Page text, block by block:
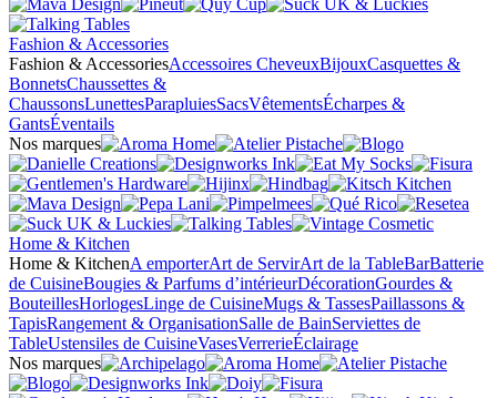
Fashion & Accessories
Fashion & AccessoriesAccessoires CheveuxBijouxCasquettes &
BonnetsChaussettes &
ChaussonsLunettesParapluiesSacsVêtementsÉcharpes &
GantsÉventails
Nos marques
Home & Kitchen
Home & KitchenA emporterArt de ServirArt de la TableBarBatterie
de CuisineBougies & Parfums d’intérieurDécorationGourdes &
BouteillesHorlogesLinge de CuisineMugs & TassesPaillassons &
TapisRangement & OrganisationSalle de BainServiettes de
TableUstensiles de CuisineVasesVerrerieÉclairage
Nos marques